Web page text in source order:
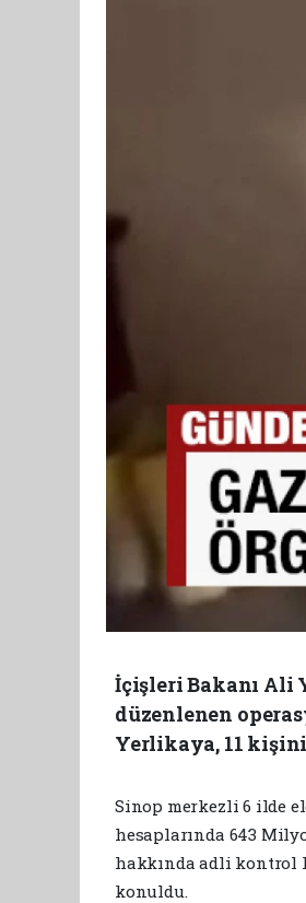
İçişleri Bakanı Ali
düzenlenen
Yerlikaya, 11
Sinop merkezli 6 ilde
hesaplarında 643
hakkında adli kontrol
konuldu.